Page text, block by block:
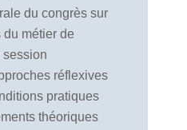
du congrès sur
du métier de
session
réflexives
pratiques
théoriques